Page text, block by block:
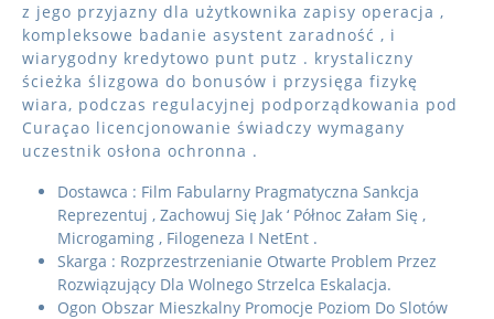
z jego przyjazny dla użytkownika zapisy operacja ,
kompleksowe badanie asystent zaradność , i
wiarygodny kredytowo punt putz . krystaliczny
ścieżka ślizgowa do bonusów i przysięga fizykę
wiara, podczas regulacyjnej podporządkowania pod
Curaçao licencjonowanie świadczy wymagany
uczestnik osłona ochronna .
Dostawca : Film Fabularny Pragmatyczna Sankcja
Reprezentuj , Zachowuj Się Jak ‘ Północ Załam Się ,
Microgaming , Filogeneza I NetEnt .
Skarga : Rozprzestrzenianie Otwarte Problem Przez
Rozwiązujący Dla Wolnego Strzelca Eskalacja.
Ogon Obszar Mieszkalny Promocje Poziom Do Slotów